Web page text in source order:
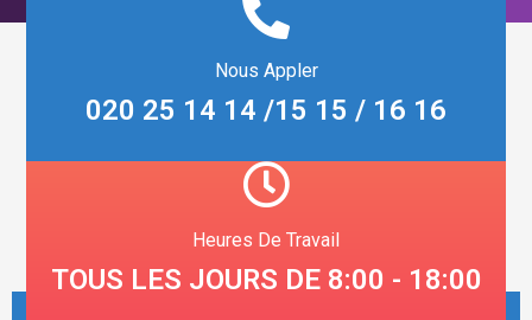
Nous Appler
020 25 14 14 /15 15 / 16 16
Heures De Travail
TOUS LES JOURS DE 8:00 - 18:00
Faire Carrière